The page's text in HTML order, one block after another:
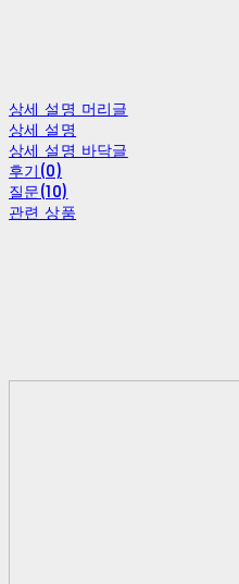
상세 설명 머리글
상세 설명
상세 설명 바닥글
후기(0)
질문(10)
관련 상품